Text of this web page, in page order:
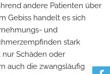
andere Patienten über
Gebiss handelt es sich
und
stark
nur Schäden oder
auch die zwangsläufig